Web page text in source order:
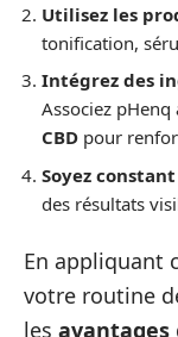
Utilisez les
tonification,
Intégrez des
Associez pHenq
CBD pour
Soyez constant
des résultats
En appliquant
votre routine
les avantages